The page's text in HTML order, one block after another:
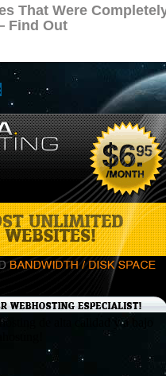
de alta calidad y a bajo